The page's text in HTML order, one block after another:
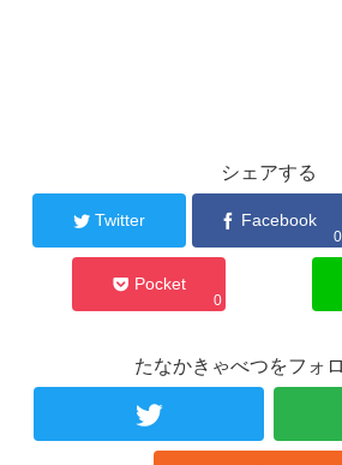
シェアする
Twitter Facebook
0
Pocket
0
たなかきゃべつをフォ